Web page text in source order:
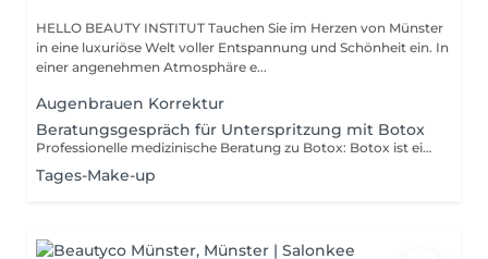
HELLO BEAUTY INSTITUT Tauchen Sie im Herzen von Münster
in eine luxuriöse Welt voller Entspannung und Schönheit ein. In
einer angenehmen Atmosphäre e...
Augenbrauen Korrektur
Beratungsgespräch für Unterspritzung mit Botox
Professionelle medizinische Beratung zu Botox: Botox ist ein medizinisch verwendetes Protein, das gezielt Muskelaktivitäten reduziert und so mimische Falten sichtbar glättet für ein natürlich frisches und entspanntes Erscheinungsbild.
Tages-Make-up